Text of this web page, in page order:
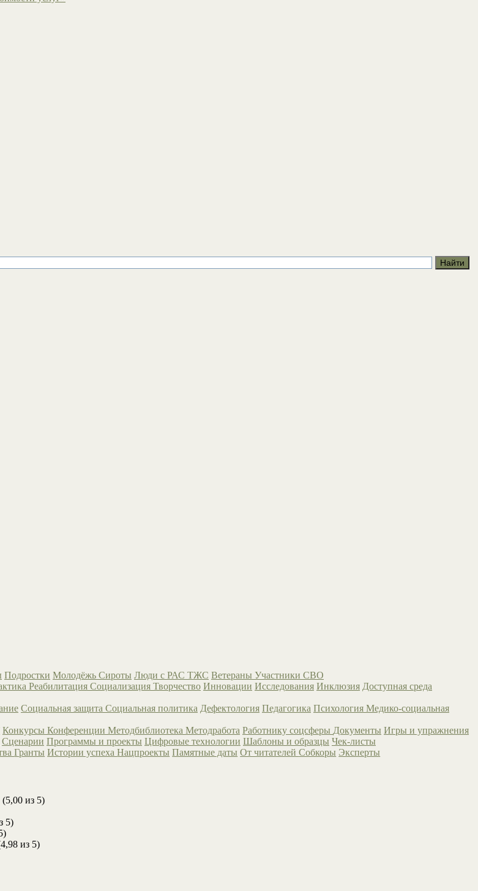
Подростки Молодёжь Сироты Люди с РАС ТЖС Ветераны Участники СВО
Реабилитация Социализация Творчество Инновации Исследования Инклюзия Доступная среда
Социальная защита Социальная политика Дефектология Педагогика Психология Медико-социальная
Конкурсы Конференции Методбиблиотека Методработа Работнику соцсферы Документы Игры и упражнения
Сценарии Программы и проекты Цифровые технологии Шаблоны и образцы Чек-листы
Гранты Истории успехаНацпроекты Памятные даты От читателейСобкоры Эксперты
(5,00 из 5)
5)
из 5)